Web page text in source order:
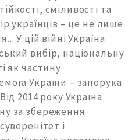
сміливості та
українців – це не лише
У цій війні Україна
вибір, національну
як частину
України – запорука
2014 року Україна
за збереження
і